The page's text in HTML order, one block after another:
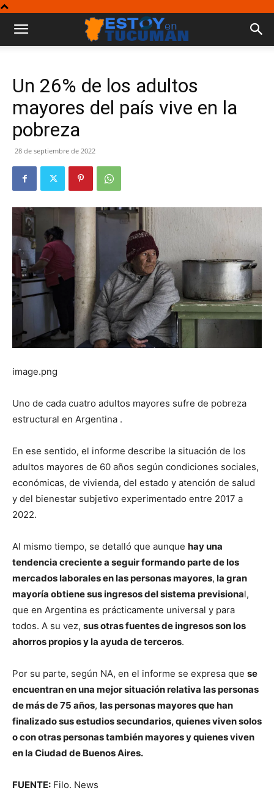
Un 26% de los adultos
mayores del país vive en la
pobreza
28 de septiembre de 2022
image.png
Uno de cada cuatro adultos mayores sufre de pobreza
estructural en Argentina .
En ese sentido, el informe describe la situación de los
adultos mayores de 60 años según condiciones sociales,
económicas, de vivienda, del estado y atención de salud
y del bienestar subjetivo experimentado entre 2017 a
2022.
Al mismo tiempo, se detalló que aunque hay una
tendencia creciente a seguir formando parte de los
mercados laborales en las personas mayores, la gran
mayoría obtiene sus ingresos del sistema previsional,
que en Argentina es prácticamente universal y para
todos. A su vez, sus otras fuentes de ingresos son los
ahorros propios y la ayuda de terceros.
Por su parte, según NA, en el informe se expresa que se
encuentran en una mejor situación relativa las personas
de más de 75 años, las personas mayores que han
finalizado sus estudios secundarios, quienes viven solos
o con otras personas también mayores y quienes viven
en la Ciudad de Buenos Aires.
FUENTE: Filo. News